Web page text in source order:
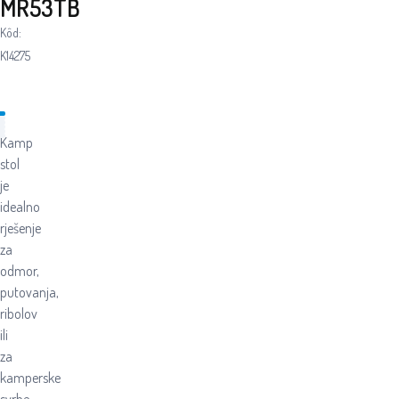
MR53TB
Kôd:
K14275
Kamp
stol
je
idealno
rješenje
za
odmor,
putovanja,
ribolov
ili
za
kamperske